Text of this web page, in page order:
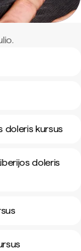
doleris kursus
doleris